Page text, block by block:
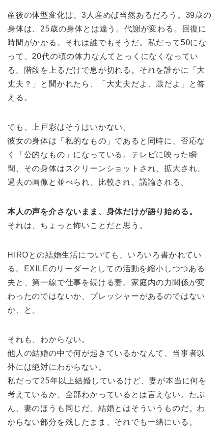
産後の体型変化は、3人産めば当然あるだろう。39歳の
身体は、25歳の身体とは違う。代謝が変わる。回復に
時間がかかる。それは誰でもそうだ。私だって50にな
って、20代の頃の体力なんてとっくになくなってい
る。階段を上るだけで息が切れる。それを誰かに「大
丈夫？」と聞かれたら、「大丈夫だよ、歳だよ」と答
える。
でも、上戸彩はそうはいかない。
彼女の身体は「私的なもの」であると同時に、否応な
く「公的なもの」になっている。テレビに映った瞬
間、その身体はスクリーンショットされ、拡大され、
過去の画像と並べられ、比較され、議論される。
本人の声を介さないまま、身体だけが語り始める。
それは、ちょっと怖いことだと思う。
HIROとの結婚生活についても、いろいろ書かれてい
る。EXILEのリーダーとしての活動を縮小しつつある
夫と、第一線で仕事を続ける妻。家庭内の力関係が変
わったのではないか、プレッシャーがあるのではない
か、と。
それも、わからない。
他人の結婚の中で何が起きているかなんて、当事者以
外には絶対にわからない。
私だって25年以上結婚しているけど、妻が本当に何を
考えているか、全部わかっているとは言えない。たぶ
ん、妻のほうも同じだ。結婚とはそういうものだ。わ
からない部分を残したまま、それでも一緒にいる。